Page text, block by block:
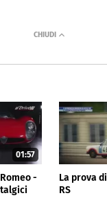
01:57
-
La prova
RS